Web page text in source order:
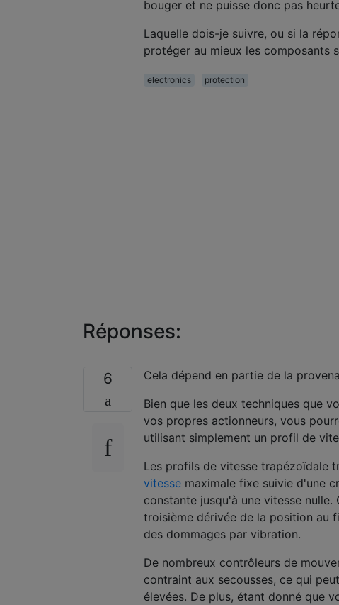
bouger et ne puisse donc pas
Laquelle dois-je suivre, ou si la
protéger au mieux les composants
electronics protection
Réponses:
6
Cela dépend en partie de la
Bien que les deux techniques que
vos propres actionneurs, vous
utilisant simplement un profil de
Les profils de vitesse trapézoïdale
vitesse maximale fixe suivie d'une
constante jusqu'à une vitesse nulle.
troisième dérivée de la position au
des dommages par vibration.
De nombreux contrôleurs de
contraint aux secousses, ce qui
élevées. De plus, étant donné que